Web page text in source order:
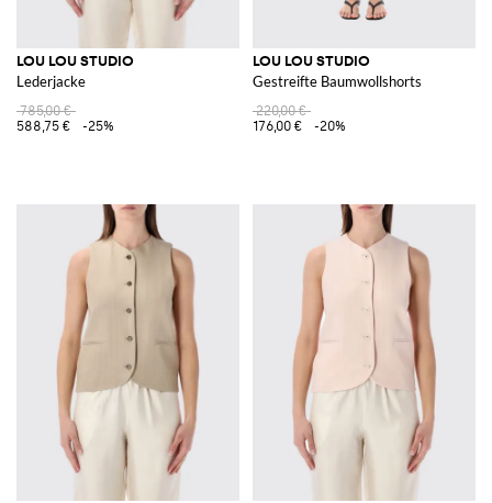
LOU LOU STUDIO
Lederjacke
785,00 €
588,75 €
-25%
LOU LOU STUDIO
Gestreifte Baumwollshorts
220,00 €
176,00 €
-20%